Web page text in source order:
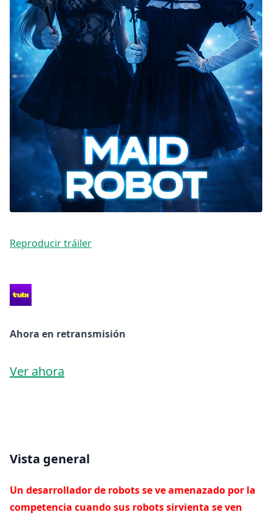
DC
Peacock
Reproducir tráiler
Ahora en retransmisión
Ver ahora
Vista general
Un desarrollador de robots se ve amenazado por la
competencia cuando sus robots sirvienta se ven